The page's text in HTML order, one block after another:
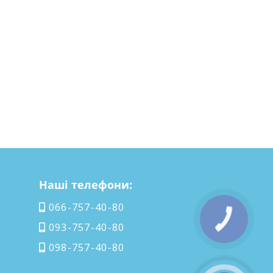
Наші телефони:
066-757-40-80
093-757-40-80
098-757-40-80
КНОПКА
СВЯЗИ